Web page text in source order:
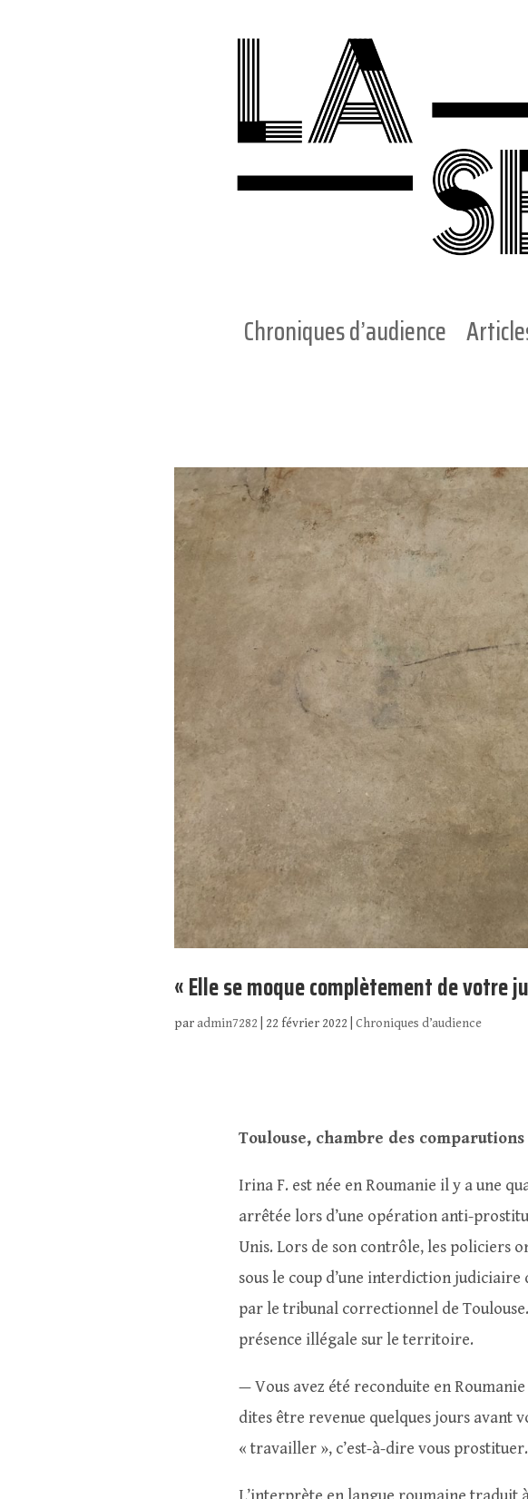
Chroniques d’audience
« Elle se moque complètement de votre
paradmin7282 22 février 2022 Chroniques d’audience
Toulouse, chambre des
Irina F. est née en Roumanie il y a une
arrêtée lors d’une opération anti-
Unis. Lors de son contrôle, les policiers
sous le coup d’une interdiction
par le tribunal correctionnel de
présence illégale sur le territoire.
— Vous avez été reconduite en
dites être revenue quelques jours avant
« travailler », c’est-à-dire vous prostituer.